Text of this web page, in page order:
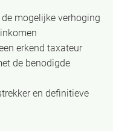
mogelijke verhoging
erkend taxateur
de benodigde
en definitieve